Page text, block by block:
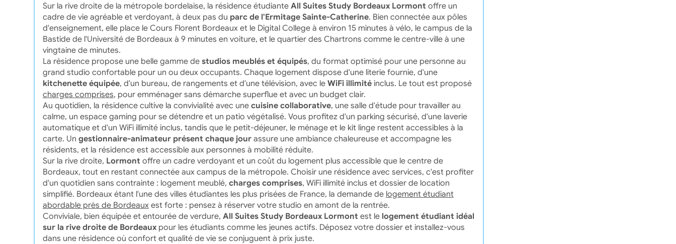
Sur la rive droite de la métropole bordelaise, la résidence étudiante All Suites Study Bordeaux Lormont offre un
cadre de vie agréable et verdoyant, à deux pas du parc de l'Ermitage Sainte-Catherine. Bien connectée aux pôles
d'enseignement, elle place le Cours Florent Bordeaux et le Digital College à environ 15 minutes à vélo, le campus de la
Bastide de l'Université de Bordeaux à 9 minutes en voiture, et le quartier des Chartrons comme le centre-ville à une
vingtaine de minutes.
La résidence propose une belle gamme de studios meublés et équipés, du format optimisé pour une personne au
grand studio confortable pour un ou deux occupants. Chaque logement dispose d'une literie fournie, d'une
kitchenette équipée, d'un bureau, de rangements et d'une télévision, avec le WiFi illimitéinclus. Le tout est proposé
charges comprises, pour emménager sans démarche superflue et avec un budget clair.
Au quotidien, la résidence cultive la convivialité avec une cuisine collaborative, une salle d'étude pour travailler au
calme, un espace gaming pour se détendre et un patio végétalisé. Vous profitez d'un parking sécurisé, d'une laverie
automatique et d'un WiFi illimité inclus, tandis que le petit-déjeuner, le ménage et le kit linge restent accessibles à la
carte. Un gestionnaire-animateur présent chaque jourassure une ambiance chaleureuse et accompagne les
résidents, et la résidence est accessible aux personnes à mobilité réduite.
Sur la rive droite, Lormont offre un cadre verdoyant et un coût du logement plus accessible que le centre de
Bordeaux, tout en restant connectée aux campus de la métropole. Choisir une résidence avec services, c'est profiter
d'un quotidien sans contrainte : logement meublé, charges comprises, WiFi illimité inclus et dossier de location
simplifié. Bordeaux étant l'une des villes étudiantes les plus prisées de France, la demande de logement étudiant
abordable près de Bordeauxest forte : pensez à réserver votre studio en amont de la rentrée.
Conviviale, bien équipée et entourée de verdure, All Suites Study Bordeaux Lormont est le logement étudiant idéal
sur la rive droite de Bordeauxpour les étudiants comme les jeunes actifs. Déposez votre dossier et installez-vous
dans une résidence où confort et qualité de vie se conjuguent à prix juste.